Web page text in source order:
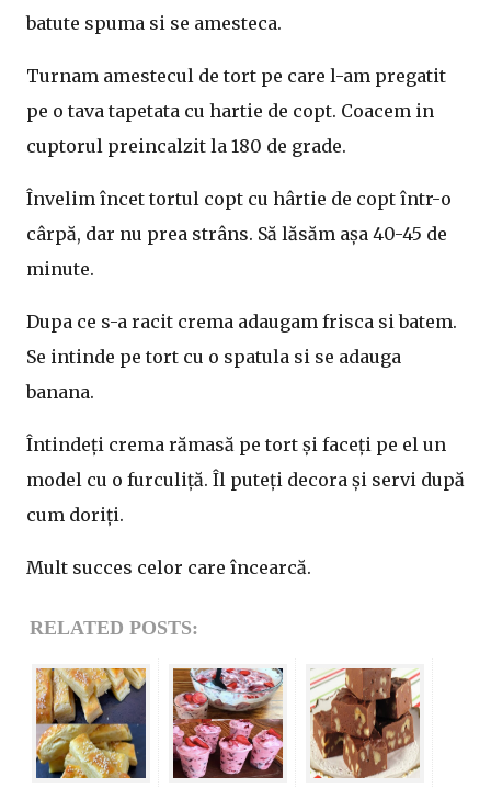
batute spuma si se amesteca.
Turnam amestecul de tort pe care l-am pregatit
pe o tava tapetata cu hartie de copt. Coacem in
cuptorul preincalzit la 180 de grade.
Învelim încet tortul copt cu hârtie de copt într-o
cârpă, dar nu prea strâns. Să lăsăm așa 40-45 de
minute.
Dupa ce s-a racit crema adaugam frisca si batem.
Se intinde pe tort cu o spatula si se adauga
banana.
Întindeți crema rămasă pe tort și faceți pe el un
model cu o furculiță. Îl puteți decora și servi după
cum doriți.
Mult succes celor care încearcă.
RELATED POSTS: